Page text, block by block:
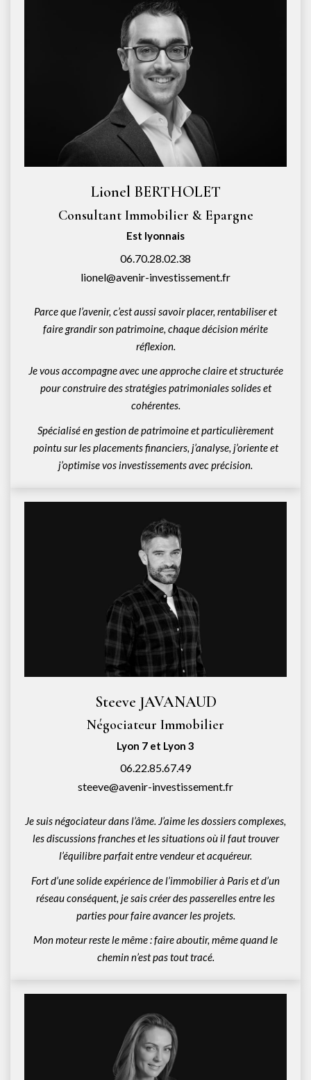
Lionel BERTHOLET
Consultant Immobilier & Epargne
Est lyonnais
06.70.28.02.38
lionel@avenir-investissement.fr
Parce que l’avenir, c’est aussi savoir placer, rentabiliser et
faire grandir son patrimoine, chaque décision mérite
réflexion.
Je vous accompagne avec une approche claire et structurée
pour construire des stratégies patrimoniales solides et
cohérentes.
Spécialisé en gestion de patrimoine et particulièrement
pointu sur les placements financiers, j’analyse, j’oriente et
j’optimise vos investissements avec précision.
Steeve JAVANAUD
Négociateur Immobilier
Lyon 7 et Lyon 3
06.22.85.67.49
steeve@avenir-investissement.fr
Je suis négociateur dans l’âme. J’aime les dossiers complexes,
les discussions franches et les situations où il faut trouver
l’équilibre parfait entre vendeur et acquéreur.
Fort d’une solide expérience de l’immobilier à Paris et d’un
réseau conséquent, je sais créer des passerelles entre les
parties pour faire avancer les projets.
Mon moteur reste le même : faire aboutir, même quand le
chemin n’est pas tout tracé.